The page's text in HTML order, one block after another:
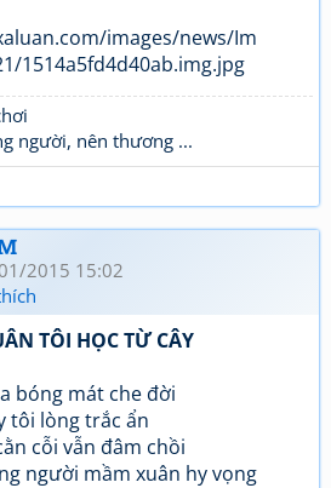
người, nên thương ...
2015 15:02
TÔI HỌC TỪ CÂY
bóng mát che đời
tôi lòng trắc ẩn
cỗi vẫn đâm chồi
người mầm xuân hy vọng